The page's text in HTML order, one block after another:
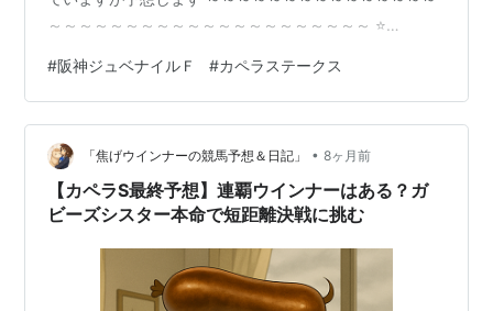
～～～～～～～～～～～～～～～～～～～～～ ⭐
８頭 ・ 過去データ（過去１０年）より ① 新種牡馬産駒
に期待 ・ ベンバトル産駒＝１４スタニングレディ ・ イ
ンディチャンプ産駒＝１７タイセイボーグ ② １番人気
はイチかバチか（5.0.0.5）４アランカール、枠も悪くな
い ③ 前走新馬・未勝利戦は分が悪い．条件戦なら優勝…
#阪神ジュベナイルＦ #カペラステークス
「焦げウインナーの競馬予想＆日記」 • 8ヶ月前
【カペラS最終予想】連覇ウインナーはある？ガ
ビーズシスター本命で短距離決戦に挑む